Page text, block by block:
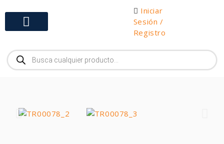
Iniciar
Sesión /
Registro